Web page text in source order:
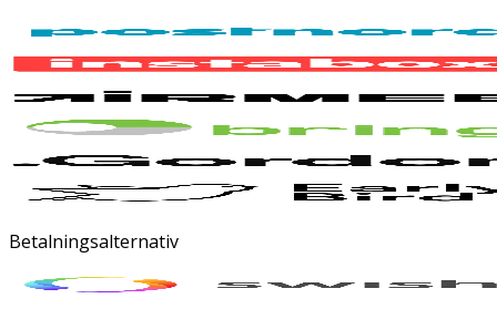
Betalningsalternativ